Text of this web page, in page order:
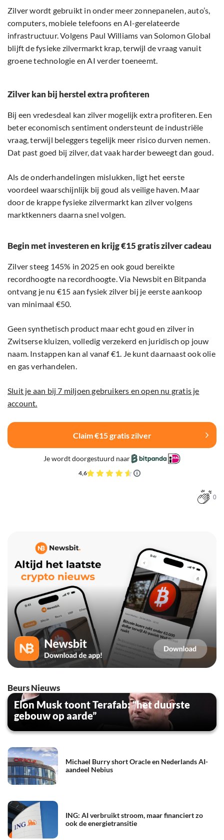
Zilver wordt gebruikt in onder meer zonnepanelen, auto’s,
computers, mobiele telefoons en AI-gerelateerde
infrastructuur. Volgens Paul Williams van Solomon Global
blijft de fysieke zilvermarkt krap, terwijl de vraag vanuit
groene technologie en AI verder toeneemt.
Zilver kan bij herstel extra profiteren
Bij een vredesdeal kan zilver mogelijk extra profiteren. Een
beter economisch sentiment ondersteunt de industriële
vraag, terwijl beleggers tegelijk meer risico durven nemen.
Dat past goed bij zilver, dat vaak harder beweegt dan goud.
Als de onderhandelingen mislukken, ligt het eerste
voordeel waarschijnlijk bij goud als veilige haven. Maar
door de krappe fysieke zilvermarkt kan zilver volgens
marktkenners daarna snel volgen.
Begin met investeren en krijg €15 gratis zilver cadeau
Zilver steeg 145% in 2025 en ook goud bereikte
recordhoogte na recordhoogte. Via Newsbit en Bitpanda
ontvang je nu €15 aan fysiek zilver bij je eerste aankoop
van minimaal €50.
Geen synthetisch product maar echt goud en zilver in
Zwitserse kluizen, volledig verzekerd en juridisch op jouw
naam. Instappen kan al vanaf €1. Je kunt daarnaast ook olie
en gas verhandelen.
Sluit je aan bij 7 miljoen gebruikers en open nu gratis je
account.
Claim €15 gratis zilver
Je wordt doorgestuurd naar
4,6
0
Beurs Nieuws
Elon Musk toont Terafab: “het duurste
gebouw op aarde”
Michael Burry short Oracle en Nederlands AI-
aandeel Nebius
ING: AI verbruikt stroom, maar financiert zo
ook de energietransitie